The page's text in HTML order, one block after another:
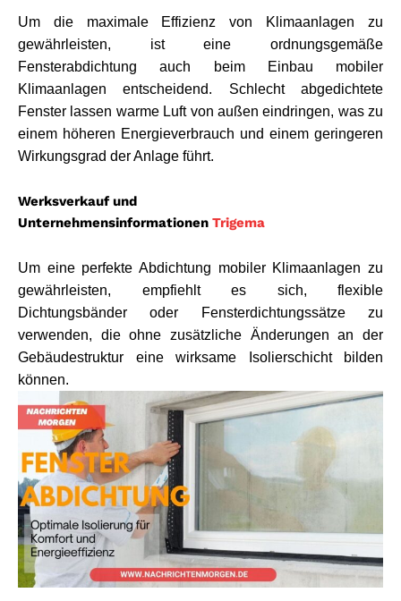
Um die maximale Effizienz von Klimaanlagen zu
gewährleisten, ist eine ordnungsgemäße
Fensterabdichtung auch beim Einbau mobiler
Klimaanlagen entscheidend. Schlecht abgedichtete
Fenster lassen warme Luft von außen eindringen, was zu
einem höheren Energieverbrauch und einem geringeren
Wirkungsgrad der Anlage führt.
Werksverkauf und
Unternehmensinformationen Trigema
Um eine perfekte Abdichtung mobiler Klimaanlagen zu
gewährleisten, empfiehlt es sich, flexible
Dichtungsbänder oder Fensterdichtungssätze zu
verwenden, die ohne zusätzliche Änderungen an der
Gebäudestruktur eine wirksame Isolierschicht bilden
können.